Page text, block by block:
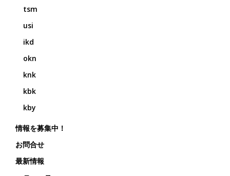
tsm
usi
ikd
okn
knk
kbk
kby
情報を募集中！
お問合せ
最新情報